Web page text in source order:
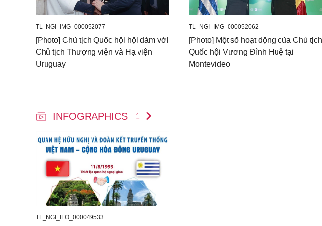
TL_NGI_IMG_000052077
[Photo] Chủ tịch Quốc hội hội đàm với
Chủ tịch Thượng viện và Hạ viện
Uruguay
TL_NGI_IMG_000052062
[Photo] Một số hoạt động của Chủ tịch
Quốc hội Vương Đình Huệ tại
Montevideo
INFOGRAPHICS 1
TL_NGI_IFO_000049533